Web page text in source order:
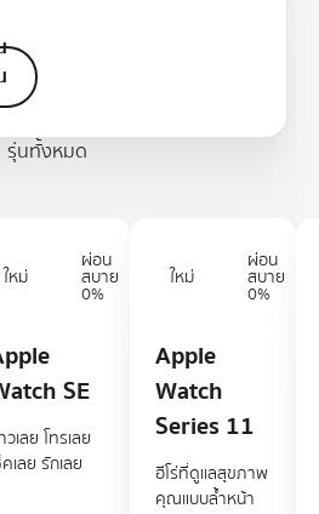
บทุกรุ่น
รุ่นทั้งหมด
ใหม่
ผ่อน
สบาย
0%
SE
วเลย โทรเลย
คเลย รักเลย
ใหม่
ผ่อน
สบาย
0%
Apple
Watch
Series 11
ฮีโร่ที่ดูแลสุขภาพ
คุณแบบล้ำหน้า